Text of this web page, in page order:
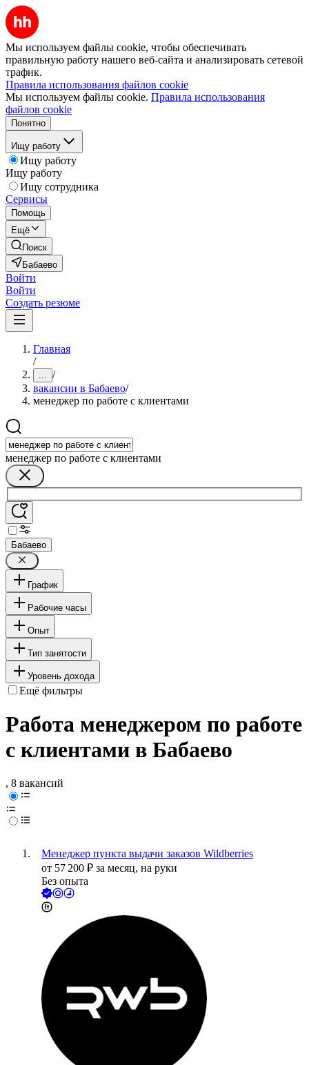
Мы используем файлы cookie, чтобы обеспечивать
правильную работу нашего веб-сайта и анализировать сетевой
трафик.
Правила использования файлов cookie
Мы используем файлы cookie. Правила использования
файлов cookie
Понятно
Ищу работу
Ищу работу
Ищу работу
Ищу сотрудника
Сервисы
Помощь
Ещё
Поиск
Бабаево
Войти
Войти
Создать резюме
Главная
/
... /
вакансии в Бабаево/
менеджер по работе с клиентами
менеджер по работе с клиентами
Бабаево
График
Рабочие часы
Опыт
Тип занятости
Уровень дохода
Ещё фильтры
Работа менеджером по работе
с клиентами в Бабаево
, 8 вакансий
Менеджер пункта выдачи заказов Wildberries
от 57 200 ₽ за месяц, на руки
Без опыта